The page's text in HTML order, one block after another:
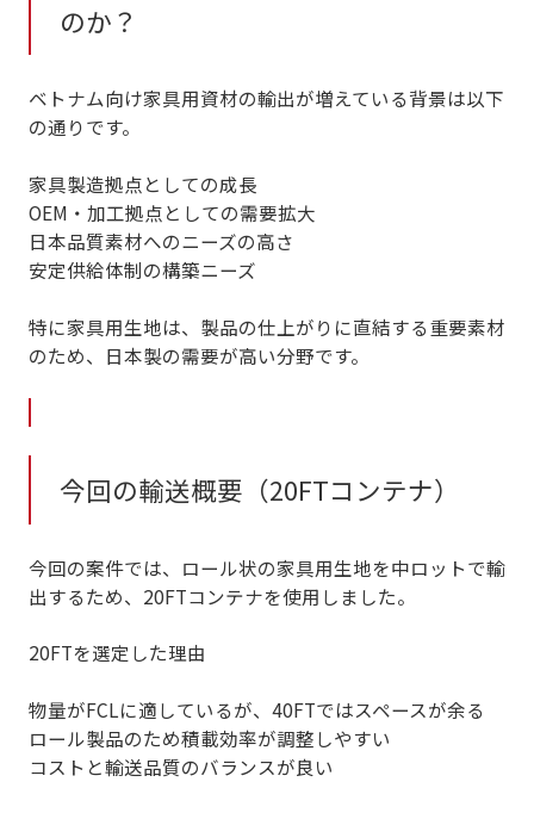
のか？
ベトナム向け家具用資材の輸出が増えている背景は以下
の通りです。
家具製造拠点としての成長
OEM・加工拠点としての需要拡大
日本品質素材へのニーズの高さ
安定供給体制の構築ニーズ
特に家具用生地は、 製品の仕上がりに直結する重要素材
のため、日本製の需要が高い分野です。
今回の輸送概要（20FTコンテナ）
今回の案件では、 ロール状の家具用生地を中ロットで輸
出するため、20FTコンテナを使用しました。
20FTを選定した理由
物量がFCLに適しているが、40FTではスペースが余る
ロール製品のため積載効率が調整しやすい
コストと輸送品質のバランスが良い